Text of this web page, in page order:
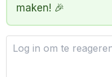
maken! 🎉